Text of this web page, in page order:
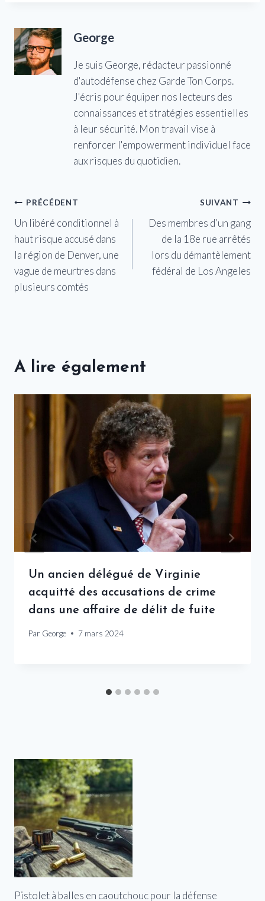
George
Je suis George, rédacteur passionné
d'autodéfense chez Garde Ton Corps.
J'écris pour équiper nos lecteurs des
connaissances et stratégies essentielles
à leur sécurité. Mon travail vise à
renforcer l'empowerment individuel face
aux risques du quotidien.
Navigation
de
l’article
PRÉCÉDENT
Un libéré conditionnel à
haut risque accusé dans
la région de Denver, une
vague de meurtres dans
plusieurs comtés
SUIVANT
Des membres d’un gang
de la 18e rue arrêtés
lors du démantèlement
fédéral de Los Angeles
A lire également
Un ancien délégué de Virginie
acquitté des accusations de crime
dans une affaire de délit de fuite
Par George 7 mars 2024
Pistolet à balles en caoutchouc pour la défense